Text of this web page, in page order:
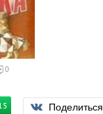
0
Поделиться